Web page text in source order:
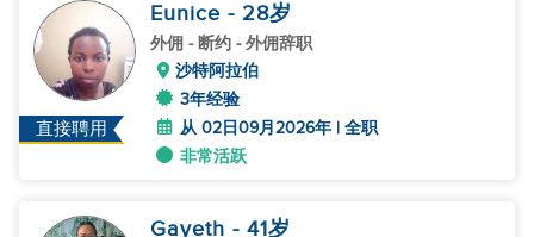
直接聘用
Eunice - 28岁
外佣 - 断约 - 外佣辞职
沙特阿拉伯
3年经验
从 02日09月2026年 | 全职
非常活跃
Gayeth - 41岁